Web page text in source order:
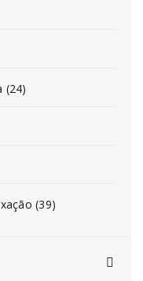
(24)
(39)